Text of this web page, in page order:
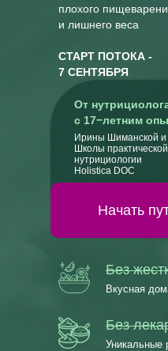
плохого
и лишнего веса
СТАРТ ПОТОКА -
7 СЕНТЯБРЯ
Начать
От
с 17−летним
Ирины Шиманской и
Школы практической
нутрициологии
Holistica DOC
Без
Вкусная
Без
Уникальные